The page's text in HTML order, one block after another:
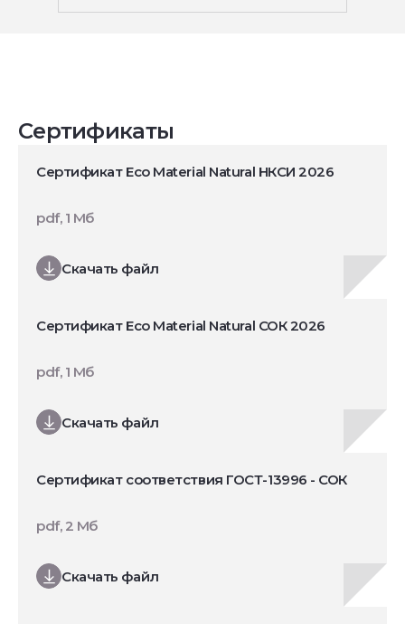
Сертификаты
Сертификат Eco Material Natural НКСИ 2026
Скачать файл
pdf, 1 Мб
Сертификат Eco Material Natural СОК 2026
Скачать файл
pdf, 1 Мб
Сертификат соответствия ГОСТ-13996 - СОК
Скачать файл
pdf, 2 Мб